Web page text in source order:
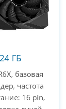
ГБ
базовая
частота
16 pin,